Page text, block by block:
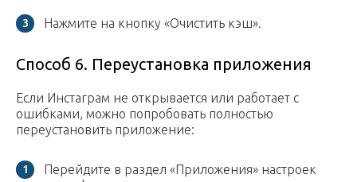
Нажмите на кнопку «Очистить кэш».
Способ 6. Переустановка приложения
Если Инстаграм не открывается или работает с
ошибками, можно попробовать полностью
переустановить приложение:
Перейдите в раздел «Приложения» настроек